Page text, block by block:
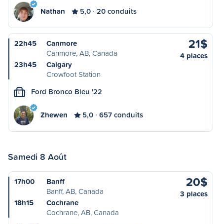
Nathan 5,0 20 conduits
22h45
Canmore
Canmore, AB, Canada
23h45
Calgary
Crowfoot Station
21$
4 places
L Ford Bronco Bleu '22
Zhewen 5,0 657 conduits
Samedi 8 Août
17h00
Banff
Banff, AB, Canada
18h15
Cochrane
Cochrane, AB, Canada
20$
3 places